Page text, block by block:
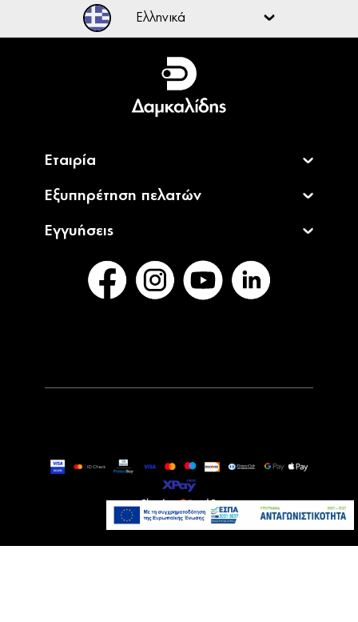
Προσθήκη στο καλάθι
Ελληνικά
Ελληνικά
English
Εταιρία
Εξυπηρέτηση πελατών
Εγγυήσεις